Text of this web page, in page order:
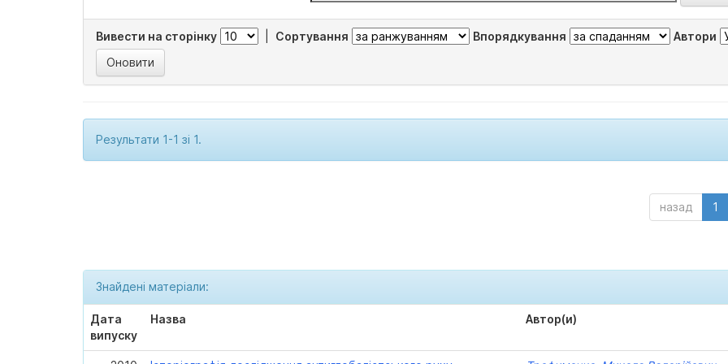
Вивести на сторінку Сортування Впорядкування Автори
Результати 1-1 зі 1.
назад 1
Знайдені матеріали:
Дата
випуску
Назва Автор(и)